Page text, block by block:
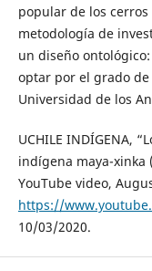
popular de los
metodología de
un diseño ontológico:
optar por el grado
Universidad de los
UCHILE INDÍGENA,
indígena maya-xinka
YouTube video,
https://
10/03/2020.